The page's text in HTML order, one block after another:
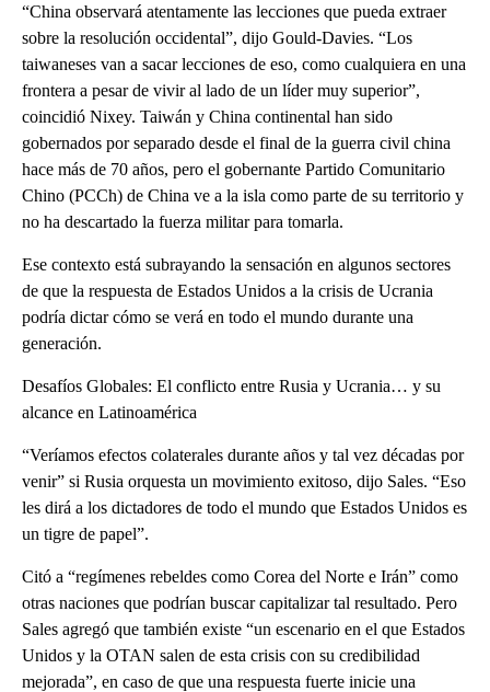
“China observará atentamente las lecciones que pueda extraer
sobre la resolución occidental”, dijo Gould-Davies. “Los
taiwaneses van a sacar lecciones de eso, como cualquiera en una
frontera a pesar de vivir al lado de un líder muy superior”,
coincidió Nixey. Taiwán y China continental han sido
gobernados por separado desde el final de la guerra civil china
hace más de 70 años, pero el gobernante Partido Comunitario
Chino (PCCh) de China ve a la isla como parte de su territorio y
no ha descartado la fuerza militar para tomarla.
Ese contexto está subrayando la sensación en algunos sectores
de que la respuesta de Estados Unidos a la crisis de Ucrania
podría dictar cómo se verá en todo el mundo durante una
generación.
Desafíos Globales: El conflicto entre Rusia y Ucrania… y su
alcance en Latinoamérica
“Veríamos efectos colaterales durante años y tal vez décadas por
venir” si Rusia orquesta un movimiento exitoso, dijo Sales. “Eso
les dirá a los dictadores de todo el mundo que Estados Unidos es
un tigre de papel”.
Citó a “regímenes rebeldes como Corea del Norte e Irán” como
otras naciones que podrían buscar capitalizar tal resultado. Pero
Sales agregó que también existe “un escenario en el que Estados
Unidos y la OTAN salen de esta crisis con su credibilidad
mejorada”, en caso de que una respuesta fuerte inicie una